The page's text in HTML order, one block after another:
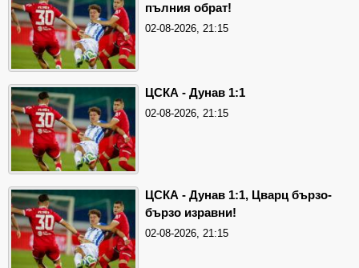
пълния обрат!
02-08-2026, 21:15
ЦСКА - Дунав 1:1
02-08-2026, 21:15
ЦСКА - Дунав 1:1, Цварц бързо-
бързо изравни!
02-08-2026, 21:15